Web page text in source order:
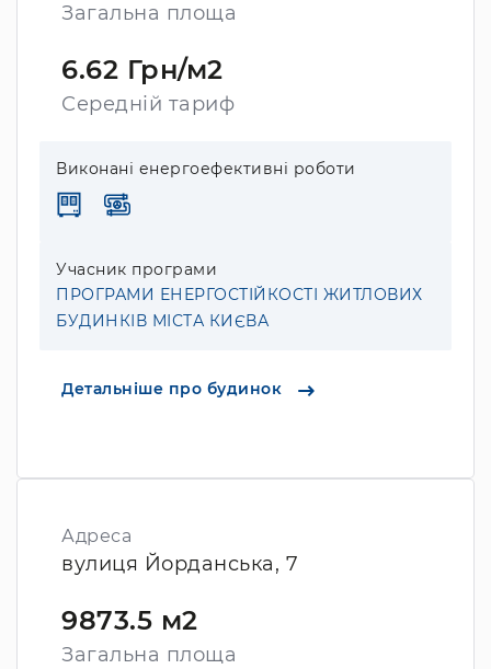
Загальна площа
6.62 Грн/м2
Середній тариф
Виконані енергоефективні роботи
Учасник програми
ПРОГРАМИ ЕНЕРГОСТІЙКОСТІ ЖИТЛОВИХ
БУДИНКІВ МІСТА КИЄВА
Детальніше про будинок
Адреса
вулиця Йорданська, 7
9873.5 м2
Загальна площа